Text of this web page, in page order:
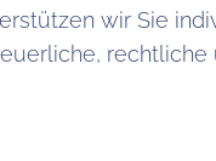
wir Sie